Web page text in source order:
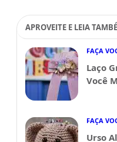
APROVEITE E LEIA
FAÇA
Laço
Você
FAÇA
Urso